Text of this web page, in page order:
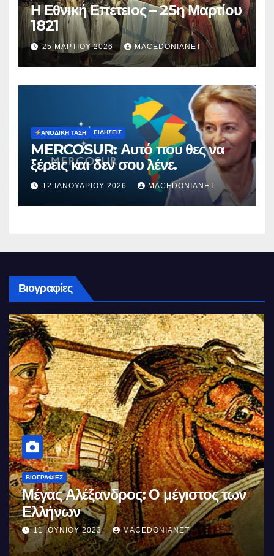
Η Εθνική Επετειος – 25η Μαρτίου
1821
25 ΜΑΡΤΊΟΥ 2026 MACEDONIANET
ΑΝΟΔΙΚΉ ΤΆΣΗ ΕΙΔΉΣΕΙΣ
MERCOSUR: Αυτό που θες να
ξέρεις και δεν σου λένε.
12 ΙΑΝΟΥΑΡΊΟΥ 2026 MACEDONIANET
Βιογραφίες
ΒΙΟΓΡΑΦΊΕΣ
Σαν σήμερα θυσιάζονται οι πρώτοι
της αγχόνης Καραολής και
Δημητρίου αγωνιστές του
Κυπριακού Αγώνα
10 ΜΑΪ́ΟΥ 2023 MACEDONIANET